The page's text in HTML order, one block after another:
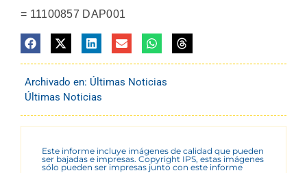
= 11100857 DAP001
Archivado en: Últimas Noticias
Últimas Noticias
Este informe incluye imágenes de calidad que pueden
ser bajadas e impresas. Copyright IPS, estas imágenes
sólo pueden ser impresas junto con este informe